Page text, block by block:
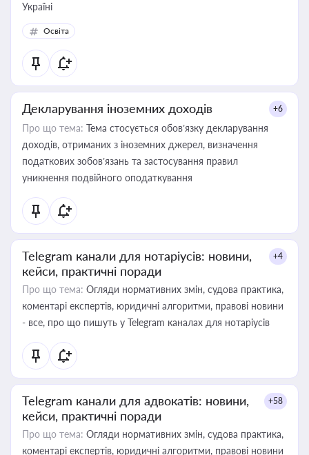
Україні
Освіта
Декларування іноземних доходів +6
Про що тема: Тема стосується обов’язку декларування
доходів, отриманих з іноземних джерел, визначення
податкових зобов’язань та застосування правил
уникнення подвійного оподаткування
Telegram канали для нотаріусів: новини,
кейси, практичні поради
+4
Про що тема: Огляди нормативних змін, судова практика,
коментарі експертів, юридичні алгоритми, правові новини
- все, про що пишуть у Telegram каналах для нотаріусів
Telegram канали для адвокатів: новини,
кейси, практичні поради
+58
Про що тема: Огляди нормативних змін, судова практика,
коментарі експертів, юридичні алгоритми, правові новини